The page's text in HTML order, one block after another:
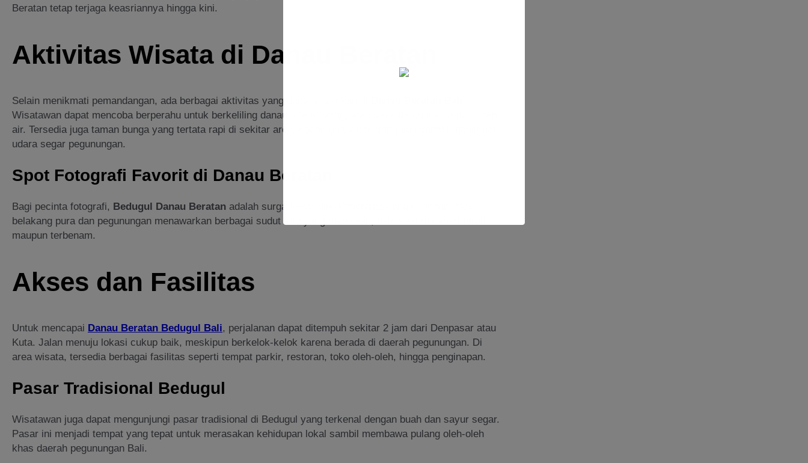
Beratan tetap terjaga keasriannya hingga kini.
Aktivitas Wisata di Danau Beratan
Selain menikmati pemandangan, ada berbagai aktivitas yang dapat dilakukan di
Wisatawan dapat mencoba berperahu untuk berkeliling danau, memancing, atau sekadar duduk santai di tepi
air. Tersedia juga taman bunga yang tertata rapi di sekitar area, cocok untuk berjalan-jalan sambil menikmati
udara segar pegunungan.
Spot Fotografi Favorit di Danau Beratan
Bagi pecinta fotografi, Bedugul Danau Beratan adalah surga tersendiri. Panorama danau dengan latar
belakang pura dan pegunungan menawarkan berbagai sudut foto yang menawan, baik saat matahari terbit
maupun terbenam.
Akses dan Fasilitas
Untuk mencapai Danau Beratan Bedugul Bali, perjalanan dapat ditempuh sekitar 2 jam dari Denpasar atau
Kuta. Jalan menuju lokasi cukup baik, meskipun berkelok-kelok karena berada di daerah pegunungan. Di
area wisata, tersedia berbagai fasilitas seperti tempat parkir, restoran, toko oleh-oleh, hingga penginapan.
Pasar Tradisional Bedugul
Wisatawan juga dapat mengunjungi pasar tradisional di Bedugul yang terkenal dengan buah dan sayur segar.
Pasar ini menjadi tempat yang tepat untuk merasakan kehidupan lokal sambil membawa pulang oleh-oleh
khas daerah pegunungan Bali.